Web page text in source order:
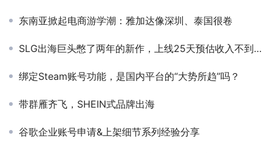
东南亚掀起电商游学潮：雅加达像深圳、泰国很卷
SLG出海巨头憋了两年的新作，上线25天预估收入不到百万
绑定Steam账号功能，是国内平台的“大势所趋”吗？
带群雁齐飞，SHEIN式品牌出海
谷歌企业账号申请&上架细节系列经验分享